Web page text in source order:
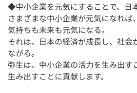
◆中小企業を元気にすることで、日
さまざまな中小企業が元気になれば
気持ちも未来も元気になる。
それは、日本の経済が成長し、社会
ながる。
弥生は、中小企業の活力を生み出す
生み出すことに貢献します。